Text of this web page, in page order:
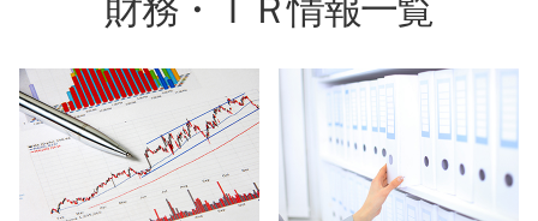
財務・ＩＲ情報一覧